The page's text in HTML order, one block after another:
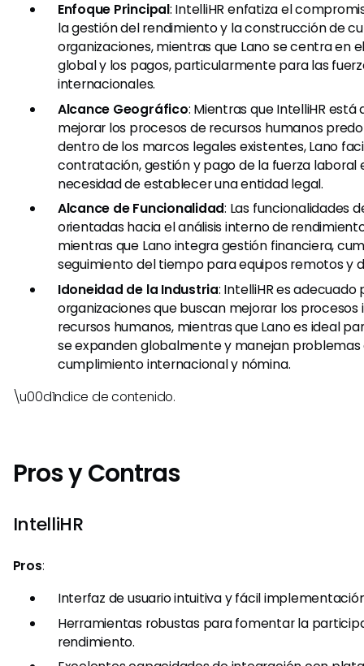
Enfoque Principal: IntelliHR enfatiza el
la gestión del rendimiento y la construcción de
organizaciones, mientras que Lano se centra en
global y los pagos, particularmente para las
internacionales.
Alcance Geográfico: Mientras que IntelliHR está
mejorar los procesos de recursos humanos
dentro de los marcos legales existentes, Lano
contratación, gestión y pago de la fuerza laboral
necesidad de establecer una entidad legal.
Alcance de Funcionalidad: Las funcionalidades
orientadas hacia el análisis interno de
mientras que Lano integra gestión financiera,
seguimiento del tiempo para equipos remotos y
Idoneidad de la Industria: IntelliHR es adecuado
organizaciones que buscan mejorar los procesos
recursos humanos, mientras que Lano es ideal
se expanden globalmente y manejan
cumplimiento internacional y nómina.
\u00d1ndice de contenido.
Pros y Contras
IntelliHR
Pros:
Interfaz de usuario intuitiva y fácil
Herramientas robustas para fomentar la
rendimiento.